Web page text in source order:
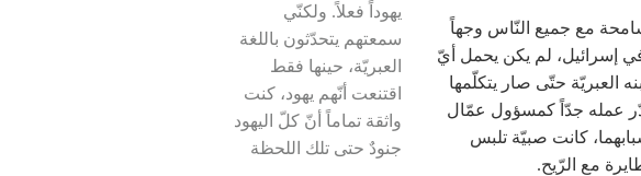
يهوداً فعلاً. ولكنّي
سمعتهم يتحدّثون باللغة
العبريّة، حينها فقط
اقتنعت أنّهم يهود، كنت
واثقة تماماً أنّ كلّ اليهود
جنودٌ حتى تلك اللحظة
مع جميع النّاس وجهاً
إسرائيل، لم يكن يحمل أيّ
العبريّة حتّى صار يتكلّمها
عمله جدّاً كمسؤول عمّال
كانت صبيّة تلبس
مع الرّيح.